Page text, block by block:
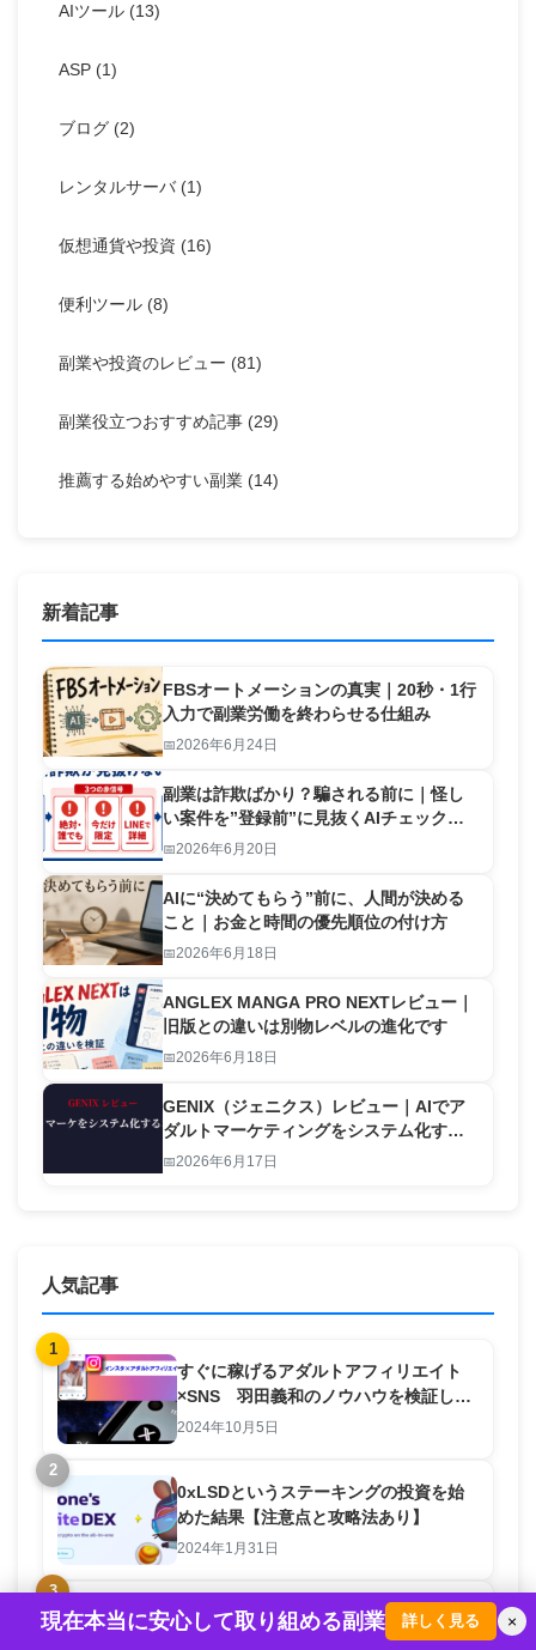
AIツール (13)
ASP (1)
ブログ (2)
レンタルサーバ (1)
仮想通貨や投資 (16)
便利ツール (8)
副業や投資のレビュー (81)
副業役立つおすすめ記事 (29)
推薦する始めやすい副業 (14)
新着記事
FBSオートメーションの真実｜20秒・1行
入力で副業労働を終わらせる仕組み
2026年6月24日
副業は詐欺ばかり？騙される前に｜怪し
い案件を”登録前”に見抜くAIチェックリ
スト【2026】
2026年6月20日
AIに“決めてもらう”前に、人間が決める
こと｜お金と時間の優先順位の付け方
2026年6月18日
ANGLEX MANGA PRO NEXTレビュー｜
旧版との違いは別物レベルの進化です
2026年6月18日
GENIX（ジェニクス）レビュー｜AIでア
ダルトマーケティングをシステム化する
本物のツール
2026年6月17日
人気記事
1
すぐに稼げるアダルトアフィリエイト
×SNS 羽田義和のノウハウを検証して
みた。
2024年10月5日
2
0xLSDというステーキングの投資を始
めた結果【注意点と攻略法あり】
2024年1月31日
3
レンタルサーバはどこが良い？国内のサ
ーバは良いところがない？初心者向けの
×
現在本当に安心して取り組める副業 詳しく見る